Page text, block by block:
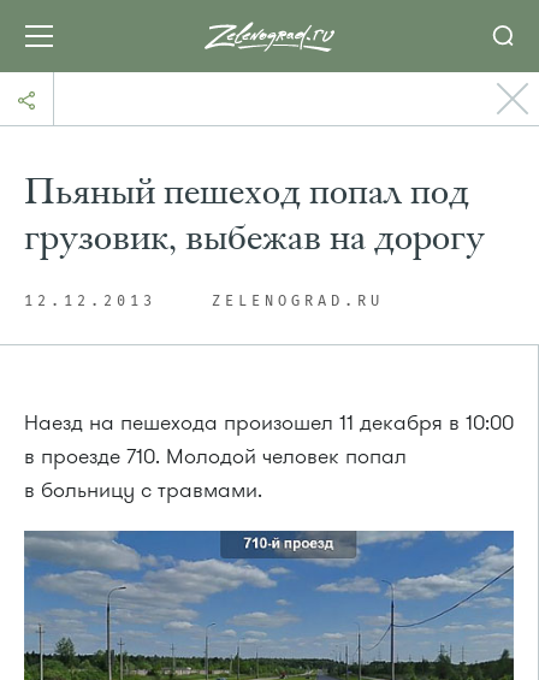
Пьяный пешеход попал под
грузовик, выбежав на дорогу
12.12.2013 ZELENOGRAD.RU
Наезд на пешехода произошел 11 декабря в 10:00
в проезде 710. Молодой человек попал
в больницу с травмами.